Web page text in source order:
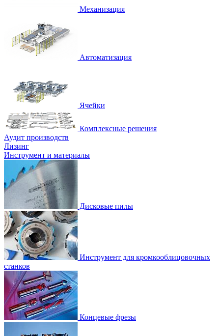
Механизация
Автоматизация
Ячейки
Комплексные решения
Аудит производств
Лизинг
Инструмент и материалы
Дисковые пилы
Инструмент для кромкооблицовочных
станков
Концевые фрезы